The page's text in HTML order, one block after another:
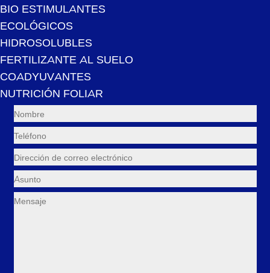
BIO ESTIMULANTES
ECOLÓGICOS
HIDROSOLUBLES
FERTILIZANTE AL SUELO
COADYUVANTES
NUTRICIÓN FOLIAR